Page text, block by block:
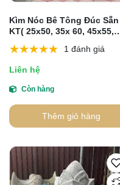
Kìm Nóc Bê Tông Đúc Sẵn
KT( 25x50, 35x 60, 45x55,
1 đánh giá
Liên hệ
Còn hàng
Thêm giỏ hàng